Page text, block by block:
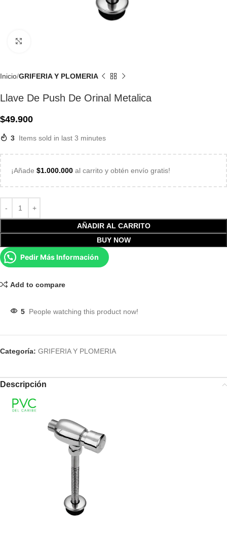
Inicio GRIFERIA Y PLOMERIA
Llave De Push De Orinal Metalica
$49.900
3 Items sold in last 3 minutes
¡Añade $1.000.000 al carrito y obtén envío gratis!
AÑADIR AL CARRITO
BUY NOW
Pedir Más Información
Add to compare
5 People watching this product now!
Categoría: GRIFERIA Y PLOMERIA
Descripción